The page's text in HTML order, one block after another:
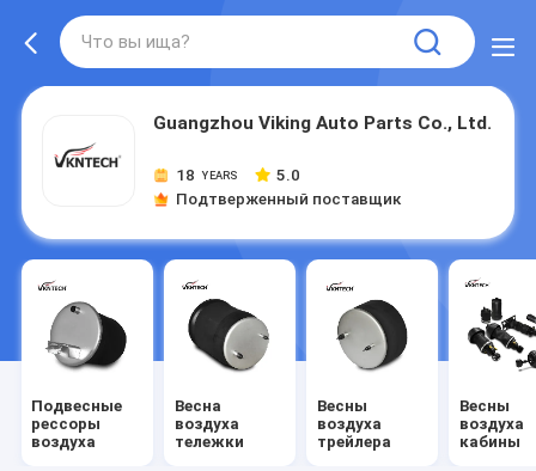
Guangzhou Viking Auto Parts Co., Ltd.
18 YEARS
5.0
Подтверженный поставщик
Подвесные
рессоры
воздуха
Весна
воздуха
тележки
Весны
воздуха
трейлера
Весны
воздуха
кабины